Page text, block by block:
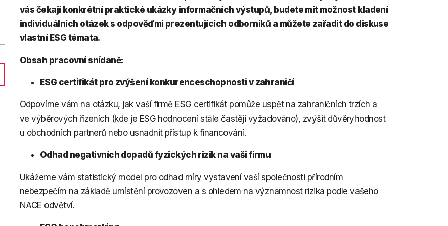
vás čekají konkrétní praktické ukázky informačních výstupů, budete mít možnost kladení
individuálních otázek s odpověďmi prezentujících odborníků a můžete zařadit do diskuse
vlastní ESG témata.
Obsah pracovní snídaně:
ESG certifikát pro zvýšení konkurenceschopnosti v zahraničí
Odpovíme vám na otázku, jak vaší firmě ESG certifikát pomůže uspět na zahraničních trzích a
ve výběrových řízeních (kde je ESG hodnocení stále častěji vyžadováno), zvýšit důvěryhodnost
u obchodních partnerů nebo usnadnit přístup k financování.
Odhad negativních dopadů fyzických rizik na vaši firmu
Ukážeme vám statistický model pro odhad míry vystavení vaší společnosti přírodním
nebezpečím na základě umístění provozoven a s ohledem na významnost rizika podle vašeho
NACE odvětví.